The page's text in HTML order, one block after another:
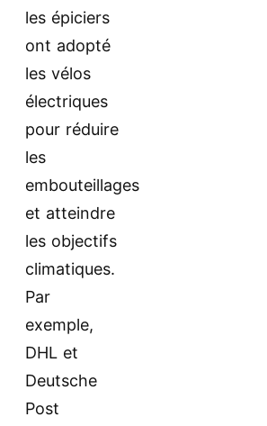
les épiciers
ont adopté
les vélos
électriques
pour réduire
les
embouteillages
et atteindre
les objectifs
climatiques.
Par
exemple,
DHL et
Deutsche
Post